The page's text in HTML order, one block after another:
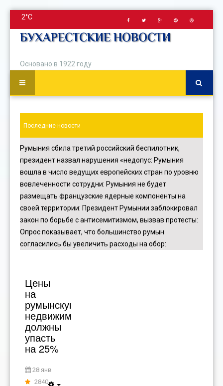
2°C
БУХАРЕСТСКИЕ НОВОСТИ
Основано в 1922 году
Последние новости
Румыния сбила третий российский беспилотник,
президент назвал нарушения «недопус: Румыния
вошла в число ведущих европейских стран по уровню
вовлеченности сотрудни: Румыния не будет
размещать французские ядерные компоненты на
своей территории: Президент Румынии заблокировал
закон по борьбе с антисемитизмом, вызвав протесты:
Опрос показывает, что большинство румын
согласились бы увеличить расходы на обор:
Цены
на
румынскую
недвижимость
должны
упасть
на 25%
28 янв
2840